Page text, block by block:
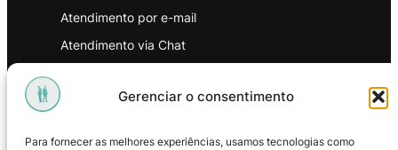
Gerenciar o consentimento
Para fornecer as melhores experiências, usamos tecnologias como
Atendimento por e-mail
Atendimento via Chat